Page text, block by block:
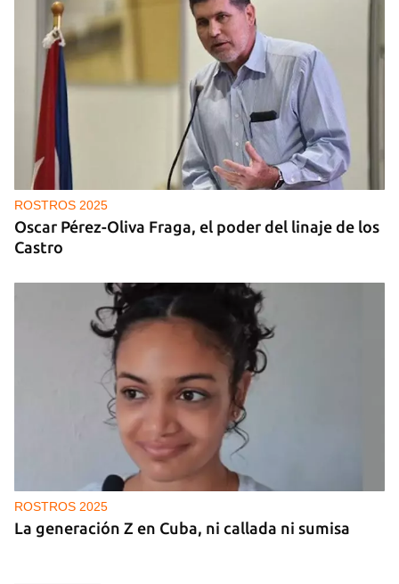
ROSTROS 2025
Oscar Pérez-Oliva Fraga, el poder del linaje de los
Castro
ROSTROS 2025
La generación Z en Cuba, ni callada ni sumisa